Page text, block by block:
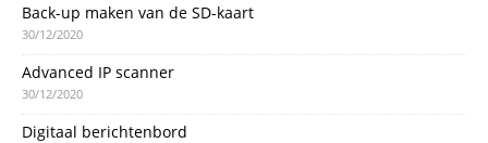
Back-up maken van de SD-kaart
30/12/2020
Advanced IP scanner
30/12/2020
Digitaal berichtenbord